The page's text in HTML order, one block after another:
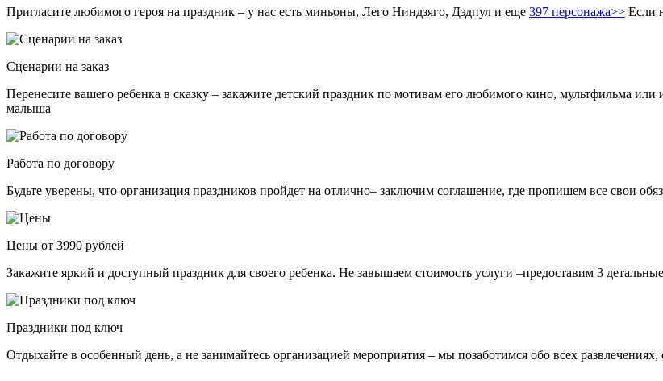
Пригласите любимого героя на праздник – у нас есть миньоны, Лего Ниндзяго, Дэдпул и еще 397 персонажа>> Если
Сценарии на заказ
Перенесите вашего ребенка в сказку – закажите детский праздник по мотивам его любимого кино, мультфильма
малыша
Работа по договору
Будьте уверены, что организация праздников пройдет на отлично– заключим соглашение, где пропишем все свои
Цены от 3990 рублей
Закажите яркий и доступный праздник для своего ребенка. Не завышаем стоимость услуги –предоставим 3
Праздники под ключ
Отдыхайте в особенный день, а не занимайтесь организацией мероприятия – мы позаботимся обо всех